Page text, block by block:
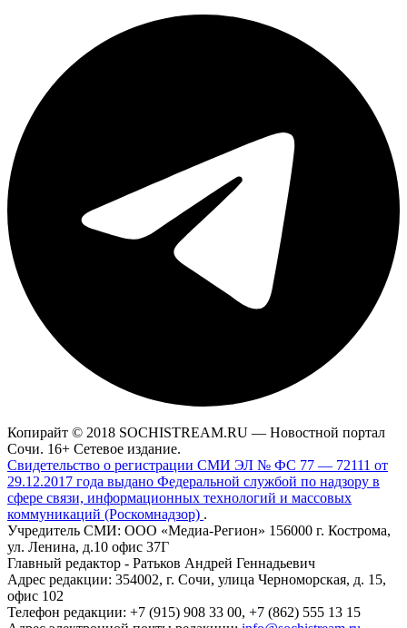
Копирайт © 2018 SOCHISTREAM.RU — Новостной портал
Сочи. 16+ Сетевое издание.
Свидетельство о регистрации СМИ ЭЛ № ФС 77 — 72111 от
29.12.2017 года выдано Федеральной службой по надзору в
сфере связи, информационных технологий и массовых
коммуникаций (Роскомнадзор) .
Учредитель СМИ: ООО «Медиа-Регион» 156000 г. Кострома,
ул. Ленина, д.10 офис 37Г
Главный редактор - Ратьков Андрей Геннадьевич
Адрес редакции: 354002, г. Сочи, улица Черноморская, д. 15,
офис 102
Телефон редакции: +7 (915) 908 33 00, +7 (862) 555 13 15